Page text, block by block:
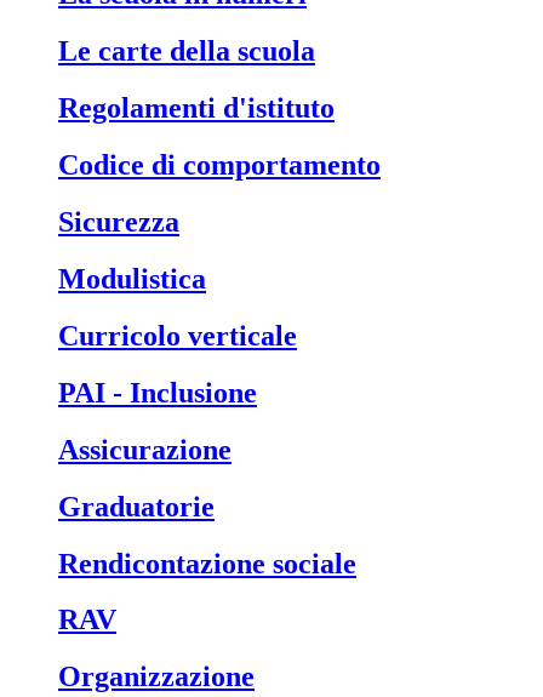
Le carte della scuola
Regolamenti d'istituto
Codice di comportamento
Sicurezza
Modulistica
Curricolo verticale
PAI - Inclusione
Assicurazione
Graduatorie
Rendicontazione sociale
RAV
Organizzazione